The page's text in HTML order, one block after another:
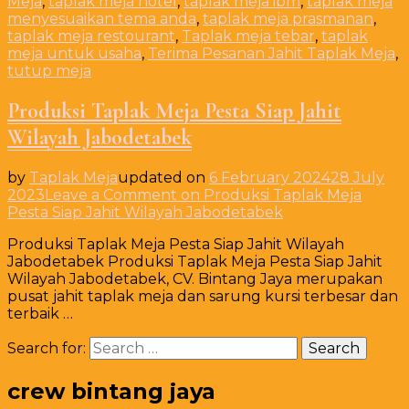
menyesuaikan tema anda, taplak meja prasmanan,
taplak meja restourant, Taplak meja tebar, taplak
meja untuk usaha, Terima Pesanan Jahit Taplak Meja,
tutup meja
Produksi Taplak Meja Pesta Siap Jahit
Wilayah Jabodetabek
by Taplak Mejaupdated on 6 February 202428 July
2023Leave a Comment on Produksi Taplak Meja
Pesta Siap Jahit Wilayah Jabodetabek
Produksi Taplak Meja Pesta Siap Jahit Wilayah
Jabodetabek Produksi Taplak Meja Pesta Siap Jahit
Wilayah Jabodetabek, CV. Bintang Jaya merupakan
pusat jahit taplak meja dan sarung kursi terbesar dan
terbaik …
Search for:
crew bintang jaya